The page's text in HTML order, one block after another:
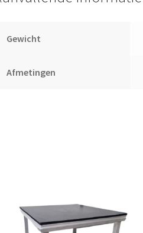
Gewicht
Afmetingen